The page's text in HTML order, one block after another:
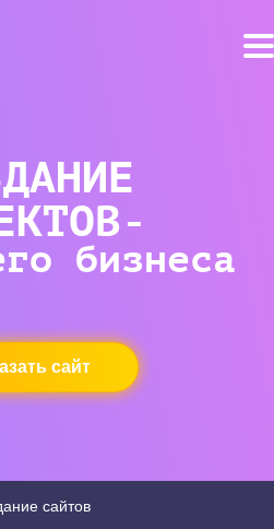
бизнеса
сайт
сайтов